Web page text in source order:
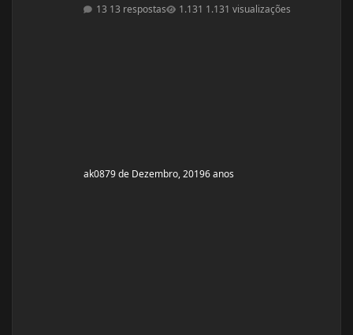
por sua vez decide ou não se pede os exames. No meu
13 respostas 1.131 visualizações
ak0879 de Dezembro, 20196 anos